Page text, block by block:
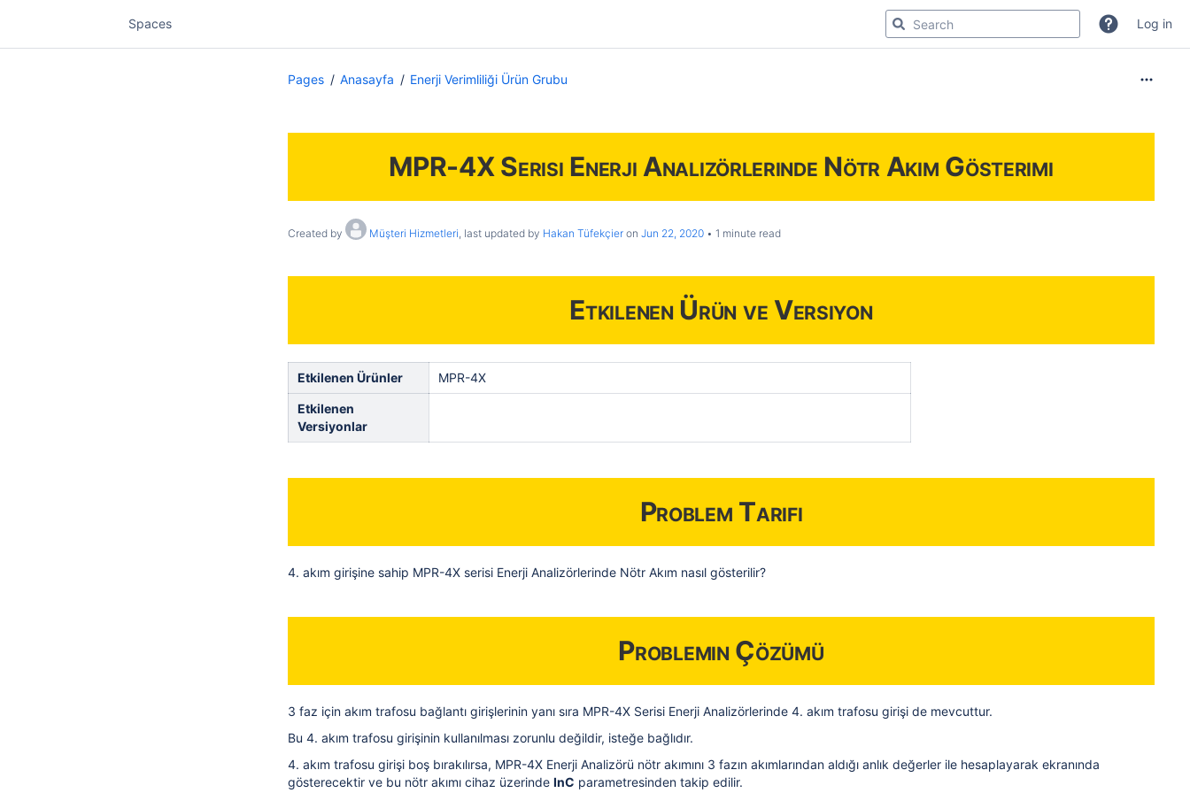
Spaces Log in
Pages Anasayfa Enerji Verimliliği Ürün Grubu
MPR-4X Serisi Enerji Analizörlerinde Nötr Akım Gösterimi
Created by Müşteri Hizmetleri, last updated by Hakan Tüfekçier on Jun 22, 2020 1 minute read
Etkilenen Ürün ve Versiyon
Etkilenen Ürünler MPR-4X
Etkilenen
Versiyonlar
Problem Tarifi
4. akım girişine sahip MPR-4X serisi Enerji Analizörlerinde Nötr Akım nasıl gösterilir?
Problemin Çözümü
3 faz için akım trafosu bağlantı girişlerinin yanı sıra MPR-4X Serisi Enerji Analizörlerinde 4. akım trafosu girişi de mevcuttur.
Bu 4. akım trafosu girişinin kullanılması zorunlu değildir, isteğe bağlıdır.
4. akım trafosu girişi boş bırakılırsa, MPR-4X Enerji Analizörü nötr akımını 3 fazın akımlarından aldığı anlık değerler ile hesaplayarak ekranında
gösterecektir ve bu nötr akımı cihaz üzerinde InC parametresinden takip edilir.